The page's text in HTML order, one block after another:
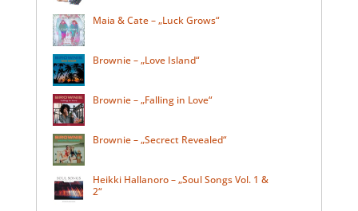
Maia & Cate – „Luck Grows“
Brownie – „Love Island“
Brownie – „Falling in Love“
Brownie – „Secrect Revealed“
Heikki Hallanoro – „Soul Songs Vol. 1 &
2“